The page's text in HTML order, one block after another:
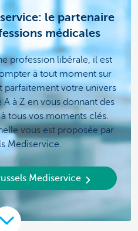
le partenaire
médicales
profession libérale, il est
à tout moment sur
parfaitement votre univers
à Z en vous donnant des
tous vos moments clés.
vous est proposée par
Mediservice.
Mediservice